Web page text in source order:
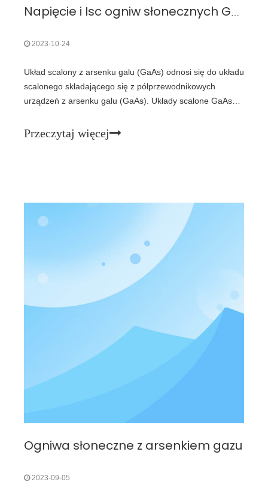
2023-10-24
Układ scalony z arsenku galu (GaAs) odnosi się do układu
scalonego składającego się z półprzewodnikowych
urządzeń z arsenku galu (GaAs). Układy scalone GaAs
mikrofalowy monolityczny układ scalony (MMIC) i
Przeczytaj więcej
Ogniwa słoneczne z arsenkiem gazu
2023-09-05